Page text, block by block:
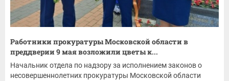
Работники прокуратуры Московской области в
преддверии 9 мая возложили цветы к...
Начальник отдела по надзору за исполнением законов о
несовершеннолетних прокуратуры Московской области